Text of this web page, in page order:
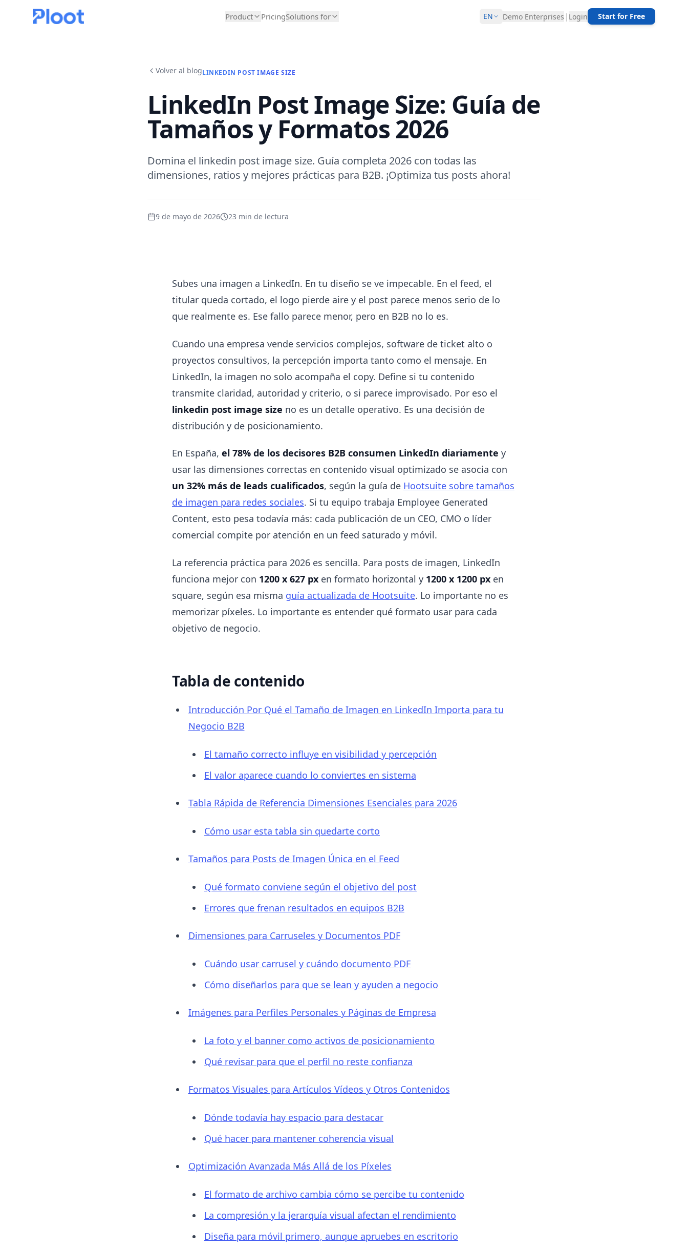
Product PricingSolutions for EN Demo Enterprises | Login Start for Free
Volver al blogLINKEDIN POST IMAGE SIZE
LinkedIn Post Image Size: Guía de
Tamaños y Formatos 2026
Domina el linkedin post image size. Guía completa 2026 con todas las
dimensiones, ratios y mejores prácticas para B2B. ¡Optimiza tus posts ahora!
9 de mayo de 2026 23 min de lectura
Subes una imagen a LinkedIn. En tu diseño se ve impecable. En el feed, el
titular queda cortado, el logo pierde aire y el post parece menos serio de lo
que realmente es. Ese fallo parece menor, pero en B2B no lo es.
Cuando una empresa vende servicios complejos, software de ticket alto o
proyectos consultivos, la percepción importa tanto como el mensaje. En
LinkedIn, la imagen no solo acompaña el copy. Define si tu contenido
transmite claridad, autoridad y criterio, o si parece improvisado. Por eso el
linkedin post image size no es un detalle operativo. Es una decisión de
distribución y de posicionamiento.
En España, el 78% de los decisores B2B consumen LinkedIn diariamente y
usar las dimensiones correctas en contenido visual optimizado se asocia con
un 32% más de leads cualificados, según la guía de Hootsuite sobre tamaños
de imagen para redes sociales. Si tu equipo trabaja Employee Generated
Content, esto pesa todavía más: cada publicación de un CEO, CMO o líder
comercial compite por atención en un feed saturado y móvil.
La referencia práctica para 2026 es sencilla. Para posts de imagen, LinkedIn
funciona mejor con 1200 x 627 px en formato horizontal y 1200 x 1200 px en
square, según esa misma guía actualizada de Hootsuite. Lo importante no es
memorizar píxeles. Lo importante es entender qué formato usar para cada
objetivo de negocio.
Tabla de contenido
Introducción Por Qué el Tamaño de Imagen en LinkedIn Importa para tu
Negocio B2B
El tamaño correcto influye en visibilidad y percepción
El valor aparece cuando lo conviertes en sistema
Tabla Rápida de Referencia Dimensiones Esenciales para 2026
Cómo usar esta tabla sin quedarte corto
Tamaños para Posts de Imagen Única en el Feed
Qué formato conviene según el objetivo del post
Errores que frenan resultados en equipos B2B
Dimensiones para Carruseles y Documentos PDF
Cuándo usar carrusel y cuándo documento PDF
Cómo diseñarlos para que se lean y ayuden a negocio
Imágenes para Perfiles Personales y Páginas de Empresa
La foto y el banner como activos de posicionamiento
Qué revisar para que el perfil no reste confianza
Formatos Visuales para Artículos Vídeos y Otros Contenidos
Dónde todavía hay espacio para destacar
Qué hacer para mantener coherencia visual
Optimización Avanzada Más Allá de los Píxeles
El formato de archivo cambia cómo se percibe tu contenido
La compresión y la jerarquía visual afectan el rendimiento
Diseña para móvil primero, aunque apruebes en escritorio